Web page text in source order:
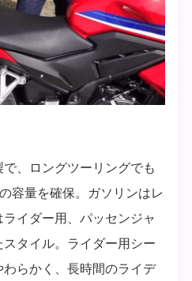
、ロングツーリングでも
容量を確保。ガソリンはレ
イダー用、パッセンジャ
タイル。ライダー用シー
わらかく、長時間のライデ